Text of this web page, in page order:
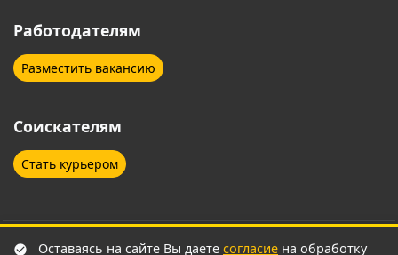
Кисловодск
Кострома
Красноярск
Липецк Лобня
Работодателям
Разместить вакансию
Соискателям
Стать курьером
© 2026 Работа курьеру. Все права защищены.
Оставаясь на сайте Вы даете согласие на обработку